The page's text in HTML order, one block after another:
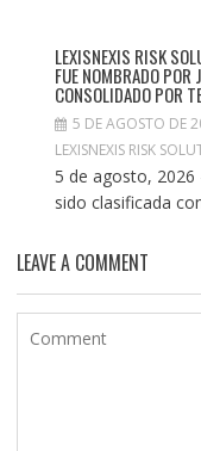
LEXISNEXIS RISK
FUE NOMBRADO POR
CONSOLIDADO POR
5 DE AGOSTO DE
LEXISNEXIS RISK
5 de agosto, 2026
sido clasificada
LEAVE A COMMENT